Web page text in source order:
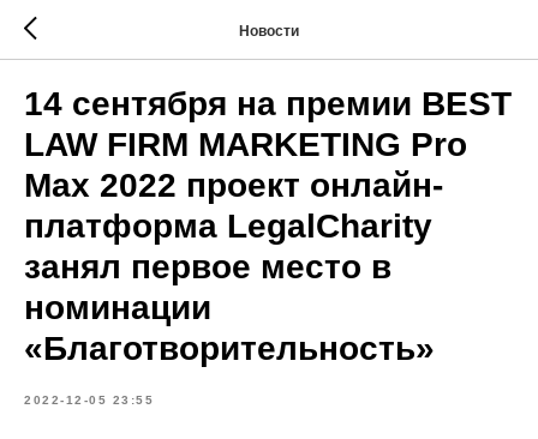
Новости
14 сентября на премии BEST
LAW FIRM MARKETING Pro
Max 2022 проект онлайн-
платформа LegalCharity
занял первое место в
номинации
«Благотворительность»
2022-12-05 23:55